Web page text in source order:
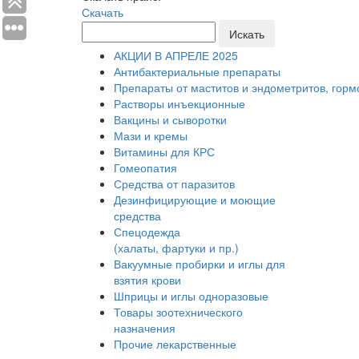
Скачать
Искать
АКЦИИ В АПРЕЛЕ 2025
Антибактериальные препараты
Препараты от маститов и эндометритов,
Растворы инъекционные
Вакцины и сыворотки
Мази и кремы
Витамины для КРС
Гомеопатия
Средства от паразитов
Дезинфицирующие и моющие
средства
Спецодежда
(халаты, фартуки и пр.)
Вакуумные пробирки и иглы для
взятия крови
Шприцы и иглы одноразовые
Товары зоотехнического
назначения
Прочие лекарственные